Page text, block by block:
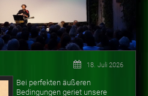
18. Juli 2026
Bei perfekten äußeren
Bedingungen geriet unsere